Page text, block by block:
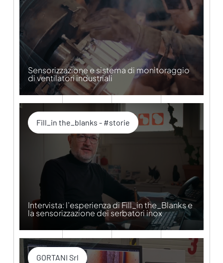
Sensorizzazione e sistema di monitoraggio
di ventilatori industriali
Fill_in the_blanks - #storie
Intervista: l’esperienza di Fill_in the_Blanks e
la sensorizzazione dei serbatori inox
GORTANI Srl